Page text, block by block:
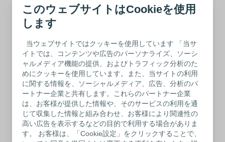
このウェブサイトはCookieを使用
します
当ウェブサイトではクッキーを使用しています 「当サ
イトでは、コンテンツや広告のパーソナライズ、ソーシ
ャルメディア機能の提供、およびトラフィック分析のた
めにクッキーを使用しています。また、当サイトの利用
に関する情報を、ソーシャルメディア、広告、分析のパ
ートナー企業と共有します。これらのパートナー企業
は、お客様が提供した情報や、そのサービスの利用を通
じて収集した情報と組み合わせ、お客様により関連性の
高い広告を表示するなどの目的で利用する場合がありま
す。 お客様は、「Cookie設定」をクリックすることで、
無料サンプルを申し込む
センシュラ ミオ 1
コンケーブ ウロ
無料サンプルを申し込む
センシュラ ミオ 2